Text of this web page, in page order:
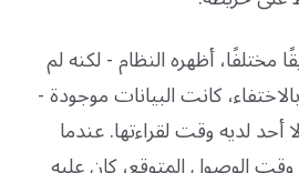
أظهره النظام - لكنه لم
كانت البيانات موجودة -
أحد لديه وقت لقراءتها. عندما